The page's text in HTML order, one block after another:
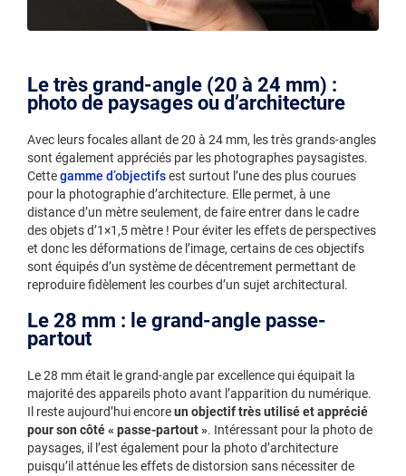
Le très grand-angle (20 à 24 mm) :
photo de paysages ou d’architecture
Avec leurs focales allant de 20 à 24 mm, les très grands-angles
sont également appréciés par les photographes paysagistes.
Cettegamme d’objectifsest surtout l’une des plus courues
pour la photographie d’architecture. Elle permet, à une
distance d’un mètre seulement, de faire entrer dans le cadre
des objets d’1×1,5 mètre ! Pour éviter les effets de perspectives
et donc les déformations de l’image, certains de ces objectifs
sont équipés d’un système de décentrement permettant de
reproduire fidèlement les courbes d’un sujet architectural.
Le 28 mm : le grand-angle passe-
partout
Le 28 mm était le grand-angle par excellence qui équipait la
majorité des appareils photo avant l’apparition du numérique.
Il reste aujourd’hui encoreun objectif très utilisé et apprécié
pour son côté « passe-partout ». Intéressant pour la photo de
paysages, il l’est également pour la photo d’architecture
puisqu’il atténue les effets de distorsion sans nécessiter de